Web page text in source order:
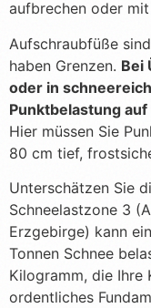
aufbrechen oder
Aufschraubfüße
haben Grenzen. Bei
oder in
Punktbelastung
Hier müssen Sie
80 cm tief,
Unterschätzen Sie
Schneelastzone 3
Erzgebirge) kann
Tonnen Schnee
Kilogramm, die Ihre
ordentliches